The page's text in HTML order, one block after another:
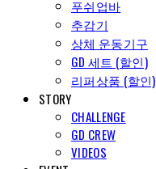
푸쉬업바
추감기
상체 운동기구
GD 세트 (할인)
리퍼상품 (할인)
STORY
CHALLENGE
GD CREW
VIDEOS